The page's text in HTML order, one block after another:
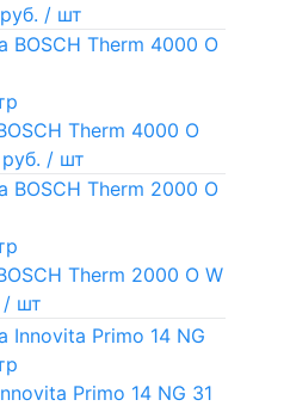
/ шт
Therm 4000 O
/ шт
Therm 2000 O W
/ шт
Primo 14 NG 31